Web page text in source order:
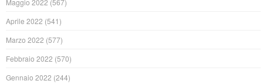
Maggio 2022 (567)
Aprile 2022 (541)
Marzo 2022 (577)
Febbraio 2022 (570)
Gennaio 2022 (244)